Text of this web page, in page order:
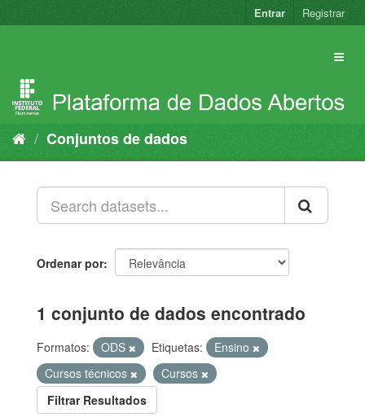
para
Entrar Registrar
Conjuntos de dados
Ordenar por
1 conjunto de dados encontrado
Formatos: ODS Etiquetas:
Ensino
Cursos técnicos
Cursos
Filtrar Resultados